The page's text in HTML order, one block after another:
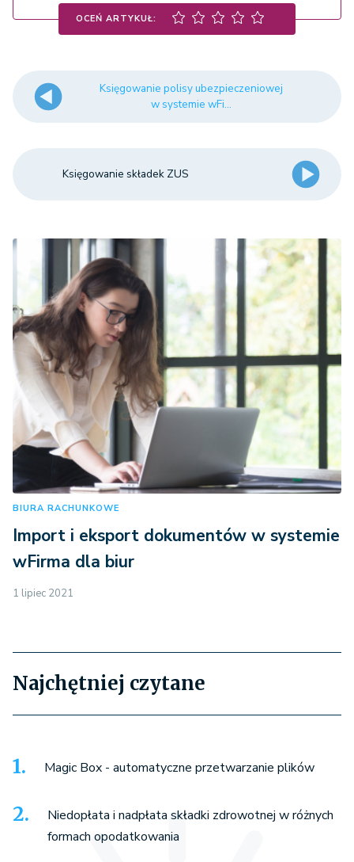
Dane firmy
Fakturowanie
company_details - Dane firmy z
faktury
OCEŃ ARTYKUŁ:
Księgowanie polisy ubezpieczeniowej
w systemie wFi...
Księgowanie składek ZUS
BIURA RACHUNKOWE
Import i eksport dokumentów w systemie
wFirma dla biur
1 lipiec 2021
Najchętniej czytane
Magic Box - automatyczne przetwarzanie plików
Niedopłata i nadpłata składki zdrowotnej w różnych
formach opodatkowania